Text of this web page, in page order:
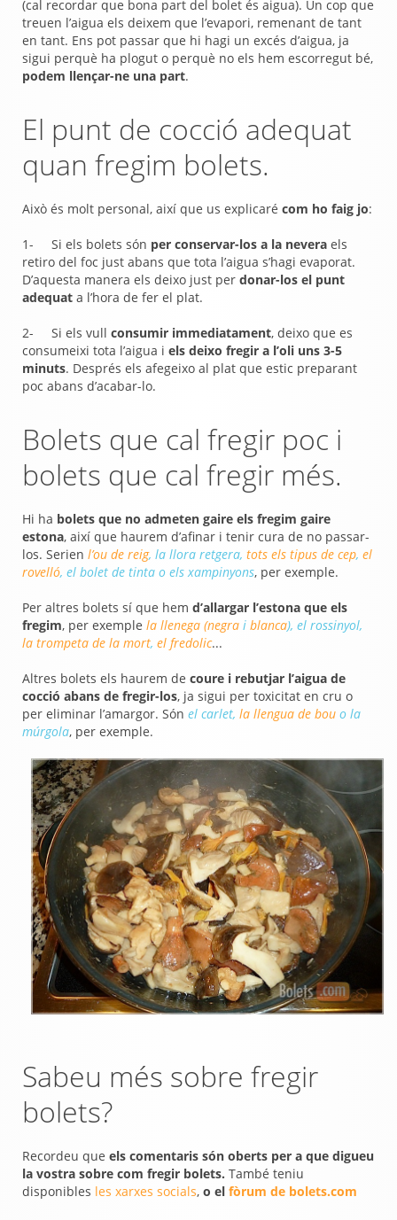
(cal recordar que bona part del bolet és aigua). Un cop que
treuen l’aigua els deixem que l’evapori, remenant de tant
en tant. Ens pot passar que hi hagi un excés d’aigua, ja
sigui perquè ha plogut o perquè no els hem escorregut bé,
podem llençar-ne una part.
El punt de cocció adequat
quan fregim bolets.
Això és molt personal, així que us explicaré com ho faig jo:
1- Si els bolets són per conservar-los a la nevera els
retiro del foc just abans que tota l’aigua s’hagi evaporat.
D’aquesta manera els deixo just per donar-los el punt
adequat a l’hora de fer el plat.
2- Si els vull consumir immediatament, deixo que es
consumeixi tota l’aigua i els deixo fregir a l’oli uns 3-5
minuts. Després els afegeixo al plat que estic preparant
poc abans d’acabar-lo.
Bolets que cal fregir poc i
bolets que cal fregir més.
Hi ha bolets que no admeten gaire els fregim gaire
estona, així que haurem d’afinar i tenir cura de no passar-
los. Serien l’ou de reig, la llora retgera, tots els tipus de cep, el
rovelló, el bolet de tinta o els xampinyons, per exemple.
Per altres bolets sí que hem d’allargar l’estona que els
fregim, per exemple la llenega (negra i blanca), el rossinyol,
la trompeta de la mort, el fredolic...
Altres bolets els haurem de coure i rebutjar l’aigua de
cocció abans de fregir-los, ja sigui per toxicitat en cru o
per eliminar l’amargor. Són el carlet, la llengua de bou o la
múrgola, per exemple.
Sabeu més sobre fregir
bolets?
Recordeu que els comentaris són oberts per a que digueu
la vostra sobre com fregir bolets. També teniu
disponibles les xarxes socials, o el fòrum de bolets.com